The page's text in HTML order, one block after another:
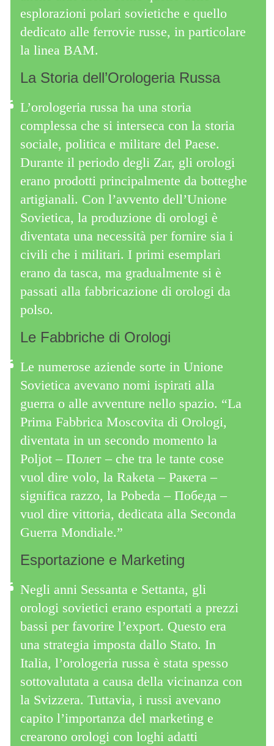
esplorazioni polari sovietiche e quello
dedicato alle ferrovie russe, in particolare
la linea BAM.
La Storia dell’Orologeria Russa
L’orologeria russa ha una storia
complessa che si interseca con la storia
sociale, politica e militare del Paese.
Durante il periodo degli Zar, gli orologi
erano prodotti principalmente da botteghe
artigianali. Con l’avvento dell’Unione
Sovietica, la produzione di orologi è
diventata una necessità per fornire sia i
civili che i militari. I primi esemplari
erano da tasca, ma gradualmente si è
passati alla fabbricazione di orologi da
polso.
Le Fabbriche di Orologi
Le numerose aziende sorte in Unione
Sovietica avevano nomi ispirati alla
guerra o alle avventure nello spazio. “La
Prima Fabbrica Moscovita di Orologi,
diventata in un secondo momento la
Poljot – Полет – che tra le tante cose
vuol dire volo, la Raketa – Pакета –
significa razzo, la Pobeda – Победа –
vuol dire vittoria, dedicata alla Seconda
Guerra Mondiale.”
Esportazione e Marketing
Negli anni Sessanta e Settanta, gli
orologi sovietici erano esportati a prezzi
bassi per favorire l’export. Questo era
una strategia imposta dallo Stato. In
Italia, l’orologeria russa è stata spesso
sottovalutata a causa della vicinanza con
la Svizzera. Tuttavia, i russi avevano
capito l’importanza del marketing e
crearono orologi con loghi adatti